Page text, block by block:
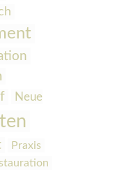
Neue
Praxis